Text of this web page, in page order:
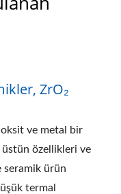
ZrO₂
ve metal bir
özellikleri ve
seramik ürün
termal